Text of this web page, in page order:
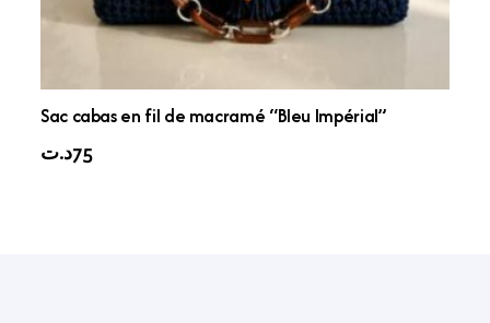
Sac cabas en fil de macramé “Bleu Impérial”
75د.ت